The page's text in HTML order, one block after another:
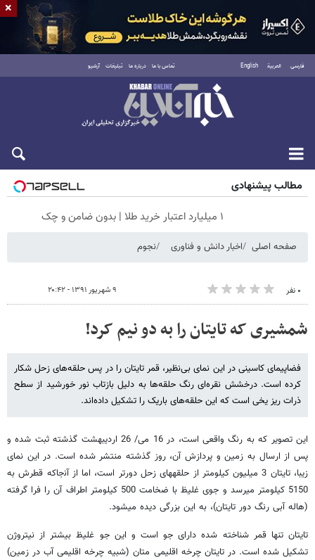
فارسی العربية English تماس با ما درباره ما تبلیغات آرشیو
شنبه ۱۷ مرداد ۱۴۰۵
مطالب پیشنهادی
۱ میلیارد اعتبار خرید طلا | بدون ضامن و چک
صفحه اصلی اخبار دانش و فناوری نجوم
۰ نفر ۹ شهریور ۱۳۹۱ - ۲۰:۴۲
شمشیری که تایتان را به دو نیم کرد!
فضاپیمای کاسینی در این نمای بی‌نظیر، قمر تایتان را در پس حلقه‌های زحل شکار
کرده است. درخشش نقره‌ای رنگ حلقه‌ها به دلیل بازتاب نور خورشید از سطح
ذرات ریز یخی است که این حلقه‌های باریک را تشکیل داده‌اند.
این تصویر که به رنگ واقعی است، در 16 می/ 26 اردیبهشت گذشته ثبت شده و
پس از ارسال به زمین و پردازش آن، روز گذشته منتشر شده است. در این نمای
زیبا، تایتان 3 میلیون کیلومتر از حلقه‎های زحل دورتر است، اما از آن‍‌جاکه قطرش به
5150 کیلومتر می‎رسد و جوی غلیظ با ضخامت 500 کیلومتر اطراف آن را فرا گرفته
(هاله آبی رنگ دور تایتان)، به این بزرگی دیده می‎شود.
تایتان تنها قمر شناخته شده دارای جو است و این جو غلیظ بیشتر از نیتروژن
تشکیل شده است. در تایتان چرخه اقلیمی متان (شبیه چرخه اقلیمی آب در زمین)
×